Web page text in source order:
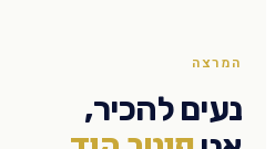
המרצה
נעים להכיר,